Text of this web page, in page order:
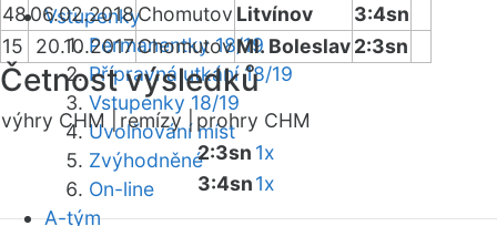
Vstupenky
Permanentky 18/19
Přípravná utkání 18/19
Vstupenky 18/19
Uvolňování míst
Zvýhodněné
On-line
A-tým
4806.02.2018Chomutov Litvínov
3:4sn
15
20.10.2017ChomutovMl. Boleslav2:3sn
Četnost výsledků
výhry CHM | remízy |prohry CHM
2:3sn 1x
3:4sn1x